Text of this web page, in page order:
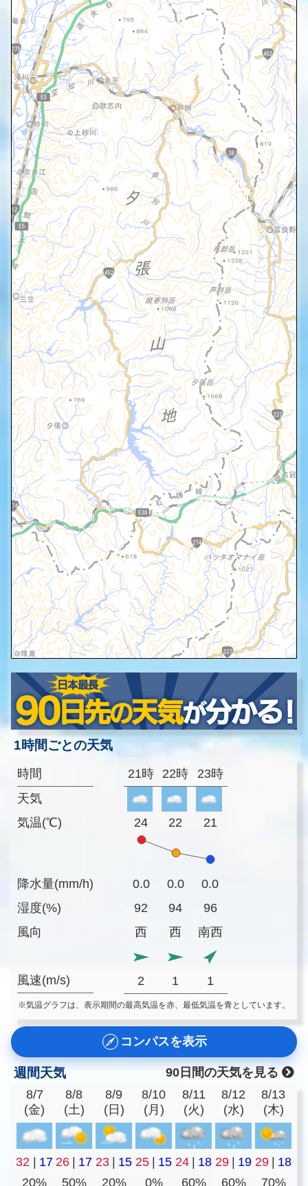
1時間ごとの天気
時間
天気
気温(℃)
降水量(mm/h)
湿度(%)
風向
風速(m/s)
21時 22時 23時
24 22 21
0.0 0.0
0.0
92
94
96
西
西 南西
2 1 1
※気温グラフは、表示期間の最高気温を赤、最低気温を青としています。
コンパスを表示
週間天気
90日間の天気を見る
8/7
(金)
8/8
(土)
8/9
(日)
8/10
(月)
8/11
(火)
8/12
(水)
8/13
(木)
32 | 17 26 | 17 23 | 15 25 | 15 24 | 18 29 | 19 29 | 18
20%
50% 20% 0% 60% 60% 70%